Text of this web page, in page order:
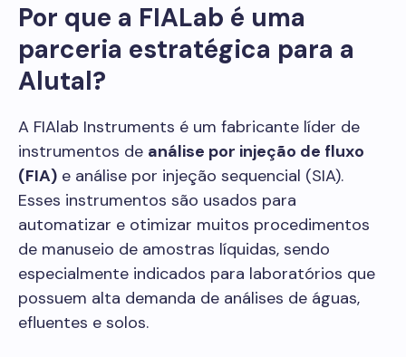
Por que a FIALab é uma
parceria estratégica para a
Alutal?
A FIAlab Instruments é um fabricante líder de
instrumentos de análise por injeção de fluxo
(FIA) e análise por injeção sequencial (SIA).
Esses instrumentos são usados para
automatizar e otimizar muitos procedimentos
de manuseio de amostras líquidas, sendo
especialmente indicados para laboratórios que
possuem alta demanda de análises de águas,
efluentes e solos.